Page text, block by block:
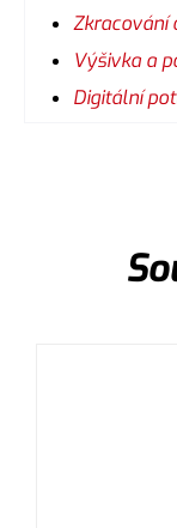
Zkracování
Výšivka a
Digitální